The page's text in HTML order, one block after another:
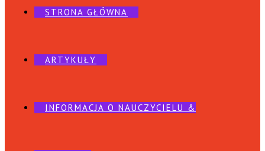
STRONA GŁÓWNA
ARTYKUŁY
INFORMACJA O NAUCZYCIELU &